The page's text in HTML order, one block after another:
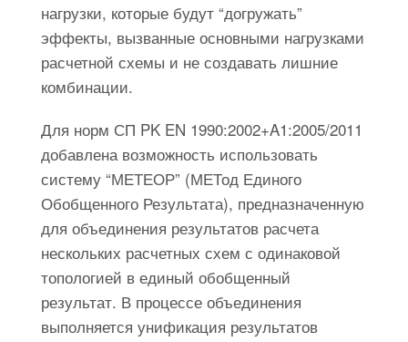
нагрузки, которые будут “догружать”
эффекты, вызванные основными нагрузками
расчетной схемы и не создавать лишние
комбинации.
Для норм СП PK EN 1990:2002+A1:2005/2011
добавлена возможность использовать
систему “МЕТЕОР” (МЕТод Единого
Обобщенного Результата), предназначенную
для объединения результатов расчета
нескольких расчетных схем с одинаковой
топологией в единый обобщенный
результат. В процессе объединения
выполняется унификация результатов